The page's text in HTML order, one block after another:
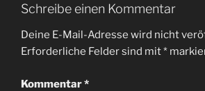
Schreibe einen Kommentar
Deine E-Mail-Adresse wird nicht
Erforderliche Felder sind mit*
Kommentar*